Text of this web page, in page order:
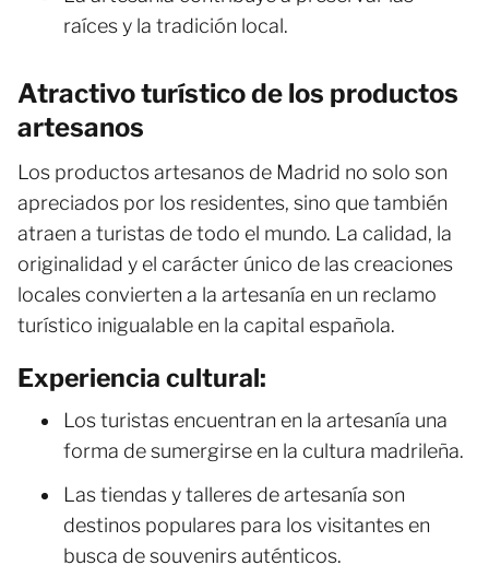
raíces y la tradición local.
Atractivo turístico de los productos
artesanos
Los productos artesanos de Madrid no solo son
apreciados por los residentes, sino que también
atraen a turistas de todo el mundo. La calidad, la
originalidad y el carácter único de las creaciones
locales convierten a la artesanía en un reclamo
turístico inigualable en la capital española.
Experiencia cultural:
Los turistas encuentran en la artesanía una
forma de sumergirse en la cultura madrileña.
Las tiendas y talleres de artesanía son
destinos populares para los visitantes en
busca de souvenirs auténticos.